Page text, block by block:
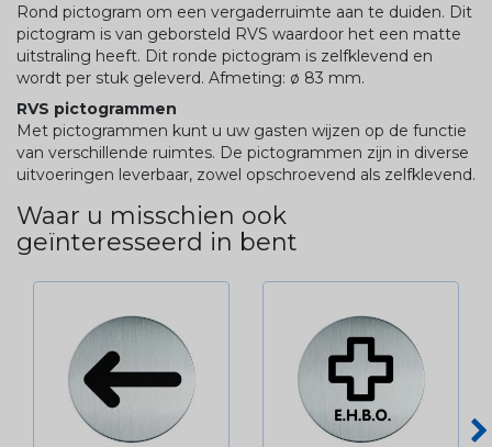
Rond pictogram om een vergaderruimte aan te duiden. Dit
pictogram is van geborsteld RVS waardoor het een matte
uitstraling heeft. Dit ronde pictogram is zelfklevend en
wordt per stuk geleverd. Afmeting: ø 83 mm.
RVS pictogrammen
Met pictogrammen kunt u uw gasten wijzen op de functie
van verschillende ruimtes. De pictogrammen zijn in diverse
uitvoeringen leverbaar, zowel opschroevend als zelfklevend.
Waar u misschien ook
geïnteresseerd in bent